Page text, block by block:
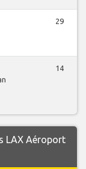
29
14
LAX Aéroport